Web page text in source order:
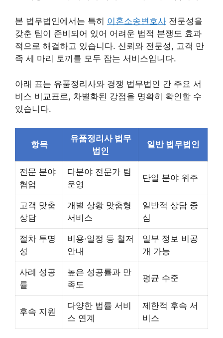
본 법무법인에서는 특히 이혼소송변호사 전문성을
갖춘 팀이 준비되어 있어 어려운 법적 분쟁도 효과
적으로 해결하고 있습니다. 신뢰와 전문성, 고객 만
족 세 마리 토끼를 모두 잡는 서비스입니다.
아래 표는 유품정리사와 경쟁 법무법인 간 주요 서
비스 비교표로, 차별화된 강점을 명확히 확인할 수
있습니다.
항목
유품정리사 법무
법인
일반 법무법인
전문 분야
협업
다분야 전문가 팀
운영
단일 분야 위주
고객 맞춤
상담
개별 상황 맞춤형
서비스
일반적 상담 중
심
절차 투명
성
비용·일정 등 철저
안내
일부 정보 비공
개 가능
사례 성공
률
높은 성공률과 만
족도
평균 수준
후속 지원
다양한 법률 서비
스 연계
제한적 후속 서
비스